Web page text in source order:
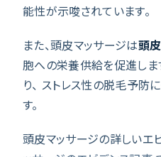
能性が示唆されています。
また、頭皮マッサージは頭
胞への栄養供給を促進しま
り、 ストレス性の脱毛予防
す。
頭皮マッサージの詳しいエ